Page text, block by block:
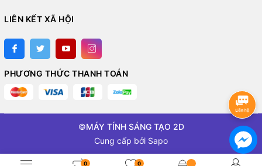
LIÊN KẾT XÃ HỘI
PHƯƠNG THỨC THANH TOÁN
©MÁY TÍNH SÁNG TẠO 2D
Cung cấp bởi Sapo
0 0